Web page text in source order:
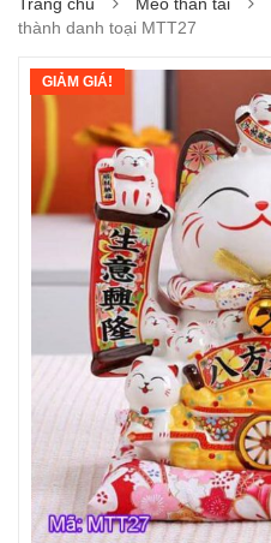
thành danh toại MTT27
GIẢM GIÁ!